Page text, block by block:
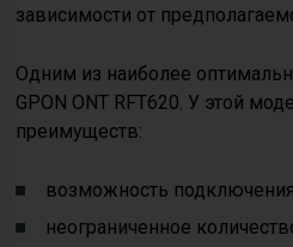
зависимости от
Одним из наиболее
GPON ONT RFT620. У этой
преимуществ:
возможность
неограниченное